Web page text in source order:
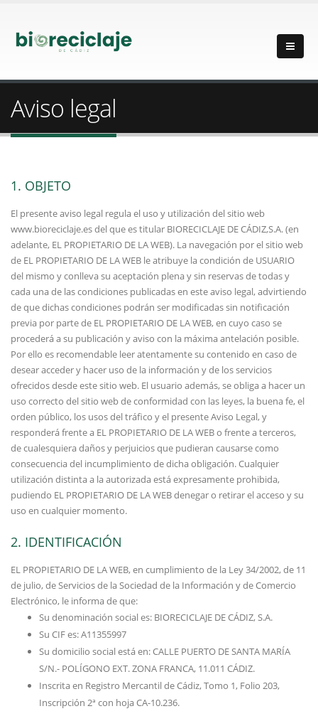
Aviso legal
1. OBJETO
El presente aviso legal regula el uso y utilización del sitio web
www.bioreciclaje.es del que es titular BIORECICLAJE DE CÁDIZ,S.A. (en
adelante, EL PROPIETARIO DE LA WEB). La navegación por el sitio web
de EL PROPIETARIO DE LA WEB le atribuye la condición de USUARIO
del mismo y conlleva su aceptación plena y sin reservas de todas y
cada una de las condiciones publicadas en este aviso legal, advirtiendo
de que dichas condiciones podrán ser modificadas sin notificación
previa por parte de EL PROPIETARIO DE LA WEB, en cuyo caso se
procederá a su publicación y aviso con la máxima antelación posible.
Por ello es recomendable leer atentamente su contenido en caso de
desear acceder y hacer uso de la información y de los servicios
ofrecidos desde este sitio web. El usuario además, se obliga a hacer un
uso correcto del sitio web de conformidad con las leyes, la buena fe, el
orden público, los usos del tráfico y el presente Aviso Legal, y
responderá frente a EL PROPIETARIO DE LA WEB o frente a terceros,
de cualesquiera daños y perjuicios que pudieran causarse como
consecuencia del incumplimiento de dicha obligación. Cualquier
utilización distinta a la autorizada está expresamente prohibida,
pudiendo EL PROPIETARIO DE LA WEB denegar o retirar el acceso y su
uso en cualquier momento.
2. IDENTIFICACIÓN
EL PROPIETARIO DE LA WEB, en cumplimiento de la Ley 34/2002, de 11
de julio, de Servicios de la Sociedad de la Información y de Comercio
Electrónico, le informa de que:
Su denominación social es: BIORECICLAJE DE CÁDIZ, S.A.
Su CIF es: A11355997
Su domicilio social está en: CALLE PUERTO DE SANTA MARÍA
S/N.- POLÍGONO EXT. ZONA FRANCA, 11.011 CÁDIZ.
Inscrita en Registro Mercantil de Cádiz, Tomo 1, Folio 203,
Inscripción 2ª con hoja CA-10.236.